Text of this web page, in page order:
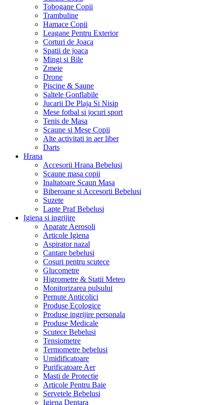
Tobogane Copii
Trambuline
Hamace Copii
Leagane Pentru Exterior
Corturi de Joaca
Spatii de joaca
Mingi si Bile
Zmeie
Drone
Piscine & Saune
Saltele Gonflabile
Jucarii De Plaja Si Nisip
Mese fotbal si jocuri sport
Tenis de Masa
Scaune si Mese Copii
Alte activitati in aer liber
Darts
Hrana
Accesorii Hrana Bebelusi
Scaune masa copii
Inaltatoare Scaun Masa
Biberoane si Accesorii Bebelusi
Suzete
Lapte Praf Bebelusi
Igiena si ingrijire
Aparate Aerosoli
Articole Igiena
Aspirator nazal
Cantare bebelusi
Cosuri pentru scutece
Glucometre
Higrometre & Statii Meteo
Monitorizarea pulsului
Pernute Anticolici
Produse Ecologice
Produse ingrijire personala
Produse Medicale
Scutece Bebelusi
Tensiometre
Termometre bebelusi
Umidificatoare
Purificatoare Aer
Masti de Protectie
Articole Pentru Baie
Servetele Bebelusi
Igiena Dentara